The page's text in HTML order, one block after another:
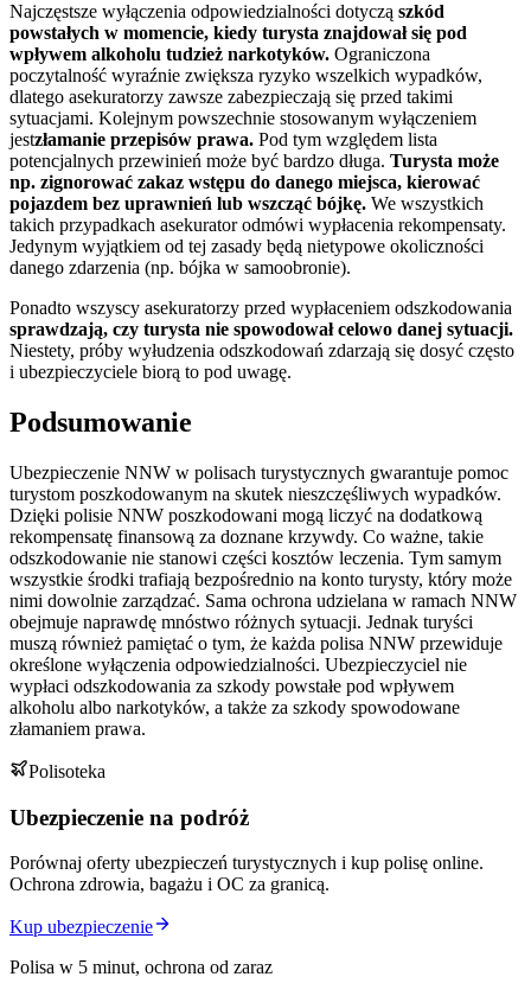
Najczęstsze wyłączenia odpowiedzialności dotyczą szkód
powstałych w momencie, kiedy turysta znajdował się pod
wpływem alkoholu tudzież narkotyków. Ograniczona
poczytalność wyraźnie zwiększa ryzyko wszelkich wypadków,
dlatego asekuratorzy zawsze zabezpieczają się przed takimi
sytuacjami. Kolejnym powszechnie stosowanym wyłączeniem
jestzłamanie przepisów prawa. Pod tym względem lista
potencjalnych przewinień może być bardzo długa. Turysta może
np. zignorować zakaz wstępu do danego miejsca, kierować
pojazdem bez uprawnień lub wszcząć bójkę. We wszystkich
takich przypadkach asekurator odmówi wypłacenia rekompensaty.
Jedynym wyjątkiem od tej zasady będą nietypowe okoliczności
danego zdarzenia (np. bójka w samoobronie).
Ponadto wszyscy asekuratorzy przed wypłaceniem odszkodowania
sprawdzają, czy turysta nie spowodował celowo danej sytuacji.
Niestety, próby wyłudzenia odszkodowań zdarzają się dosyć często
i ubezpieczyciele biorą to pod uwagę.
Podsumowanie
Ubezpieczenie NNW w polisach turystycznych gwarantuje pomoc
turystom poszkodowanym na skutek nieszczęśliwych wypadków.
Dzięki polisie NNW poszkodowani mogą liczyć na dodatkową
rekompensatę finansową za doznane krzywdy. Co ważne, takie
odszkodowanie nie stanowi części kosztów leczenia. Tym samym
wszystkie środki trafiają bezpośrednio na konto turysty, który może
nimi dowolnie zarządzać. Sama ochrona udzielana w ramach NNW
obejmuje naprawdę mnóstwo różnych sytuacji. Jednak turyści
muszą również pamiętać o tym, że każda polisa NNW przewiduje
określone wyłączenia odpowiedzialności. Ubezpieczyciel nie
wypłaci odszkodowania za szkody powstałe pod wpływem
alkoholu albo narkotyków, a także za szkody spowodowane
złamaniem prawa.
Polisoteka
Ubezpieczenie na podróż
Porównaj oferty ubezpieczeń turystycznych i kup polisę online.
Ochrona zdrowia, bagażu i OC za granicą.
Kup ubezpieczenie
Polisa w 5 minut, ochrona od zaraz